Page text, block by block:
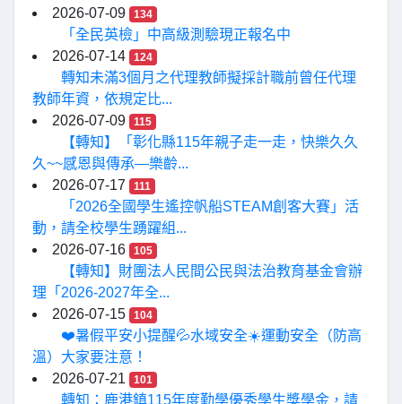
2026-07-09
134
「全民英檢」中高級測驗現正報名中
2026-07-14
124
轉知未滿3個月之代理教師擬採計職前曾任代理
教師年資，依規定比...
2026-07-09
115
【轉知】「彰化縣115年親子走一走，快樂久久
久~~感恩與傳承—樂齡...
2026-07-17
111
「2026全國學生遙控帆船STEAM創客大賽」活
動，請全校學生踴躍組...
2026-07-16
105
【轉知】財團法人民間公民與法治教育基金會辦
理「2026-2027年全...
2026-07-15
104
❤️暑假平安小提醒💦水域安全☀️運動安全（防高
溫）大家要注意！
2026-07-21
101
轉知：鹿港鎮115年度勤學優秀學生獎學金，請